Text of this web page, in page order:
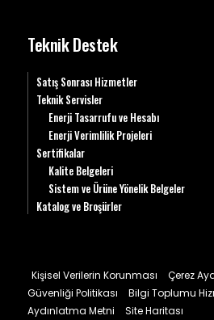
Teknik Destek
Satış Sonrası Hizmetler
Teknik Servisler
Enerji Tasarrufu ve Hesabı
Enerji Verimlilik Projeleri
Sertifikalar
Kalite Belgeleri
Sistem ve Ürüne Yönelik Belgeler
Katalog ve Broşürler
Kişisel Verilerin Korunması Çerez
Güvenliği Politikası
Bilgi Toplumu
Aydınlatma Metni
Site Haritası